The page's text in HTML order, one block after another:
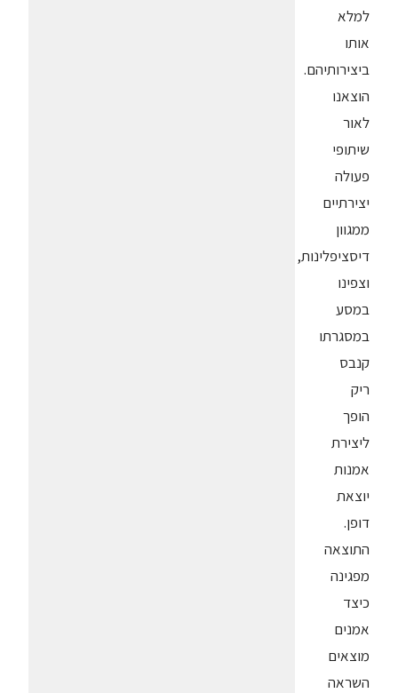
למלא
אותו
ביצירותיהם.
הוצאנו
לאור
שיתופי
פעולה
יצירתיים
ממגוון
דיסציפלינות,
וצפינו
במסע
במסגרתו
קנבס
ריק
הופך
ליצירת
אמנות
יוצאת
דופן.
התוצאה
מפגינה
כיצד
אמנים
מוצאים
השראה